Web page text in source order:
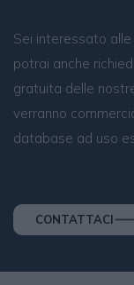
Sei interessato
potrai anche
gratuita delle
verranno
database ad uso
CONTATTACI